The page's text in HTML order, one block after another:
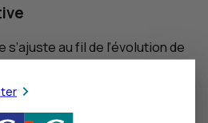
au fil de l’évolution de